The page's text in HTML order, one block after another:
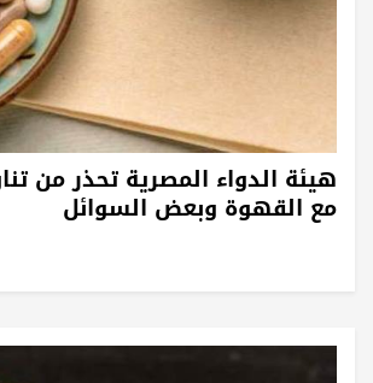
هيئة الدواء المصرية تحذر من
مع القهوة وبعض السوائل